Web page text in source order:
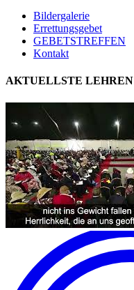
Bildergalerie
Errettungsgebet
GEBETSTREFFEN
Kontakt
AKTUELLSTE LEHREN